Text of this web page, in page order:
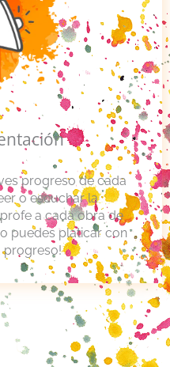
progreso de cada
o escuchar la
a cada obra de
puedes platicar con
progreso!